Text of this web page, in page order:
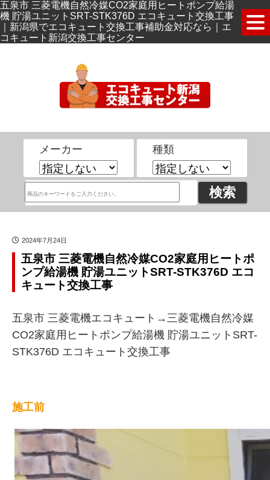
五泉市 三菱電機自然冷媒CO2家庭用ヒートポンプ給湯
機 貯湯ユニットSRT-STK376D エコキュート交換工事
｜新潟県でエコキュート交換工事補助金対応なら｜エ
コキュート新潟交換工事センター
メーカー 種類
2024年7月24日
五泉市 三菱電機自然冷媒CO2家庭用ヒートポ
ンプ給湯機 貯湯ユニットSRT-STK376D エコ
キュート交換工事
五泉市 三菱電機エコキュート→三菱電機自然冷媒
CO2家庭用ヒートポンプ給湯機 貯湯ユニットSRT-
STK376D エコキュート交換工事
施工前